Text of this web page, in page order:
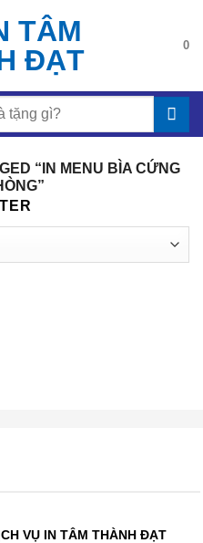
0
“IN MENU BÌA CỨNG
VỤ IN TÂM THÀNH ĐẠT